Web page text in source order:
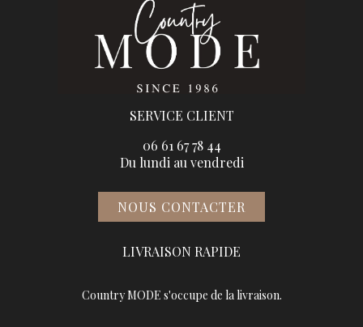
SERVICE CLIENT
06 61 67 78 44
Du lundi au vendredi
NOUS CONTACTER
LIVRAISON RAPIDE
Country MODE s'occupe de la livraison.